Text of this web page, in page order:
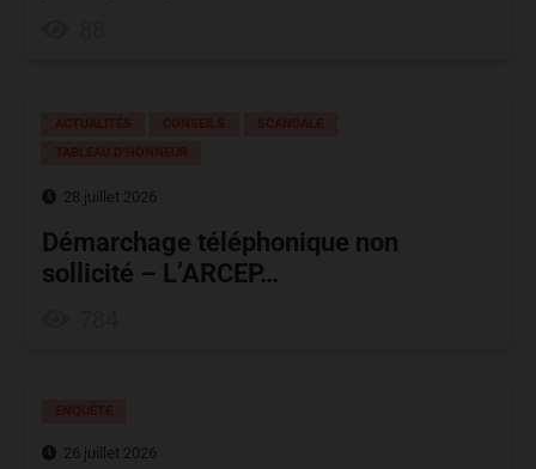
28 juillet 2026
Démarchage téléphonique non
sollicité – L’ARCEP…
26 juillet 2026